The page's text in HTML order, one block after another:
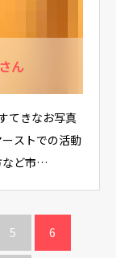
ん
てきなお写真
ストでの活動
など市…
5 6